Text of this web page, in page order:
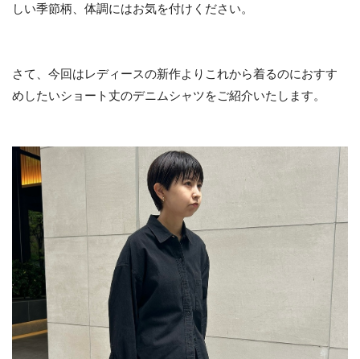
しい季節柄、体調にはお気を付けください。
さて、今回はレディースの新作よりこれから着るのにおすす
めしたいショート丈のデニムシャツをご紹介いたします。